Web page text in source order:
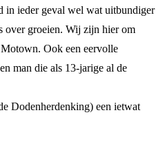
in ieder geval wel wat uitbundiger
over groeien. Wij zijn hier om
Ook een eervolle
man die als 13-jarige al de
Dodenherdenking) een ietwat